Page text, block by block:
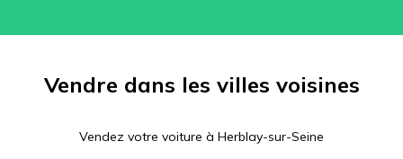
Vendre dans les villes voisines
Vendez votre voiture à Herblay-sur-Seine